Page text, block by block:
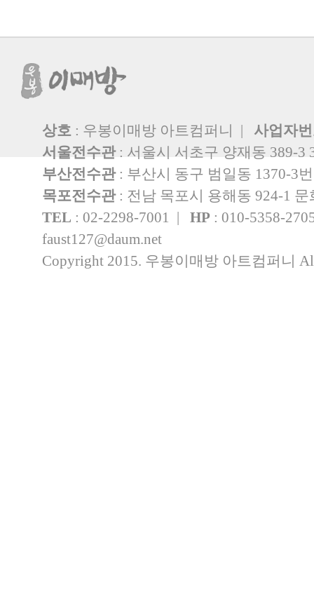
상호 : 우봉이매방 아트컴퍼니 | 사업자
서울전수관: 서울시 서초구 양재동 389-3
부산전수관: 부산시 동구 범일동 1370-3
목포전수관: 전남 목포시 용해동 924-1
TEL : 02-2298-7001 | HP : 010-5358-
faust127@daum.net
Copyright 2015. 우봉이매방 아트컴퍼니